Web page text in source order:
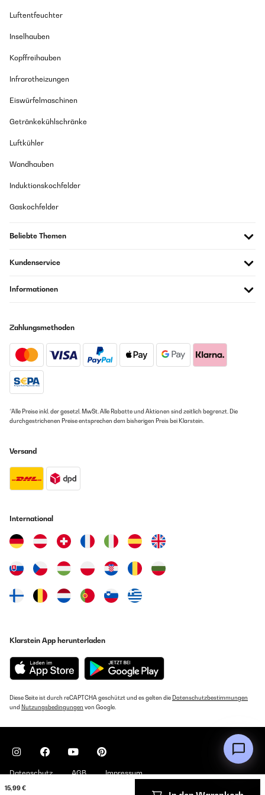
15,99 €
Luftentfeuchter
Inselhauben
Kopffreihauben
Infrarotheizungen
Eiswürfelmaschinen
Getränkekühlschränke
Luftkühler
Wandhauben
Induktionskochfelder
Gaskochfelder
Beliebte Themen
Kundenservice
Informationen
Zahlungsmethoden
*Alle Preise inkl. der gesetzl. MwSt. Alle Rabatte und Aktionen sind zeitlich begrenzt. Die
durchgestrichenen Preise entsprechen dem bisherigen Preis bei Klarstein.
Versand
International
Klarstein App herunterladen
Diese Seite ist durch reCAPTCHA geschützt und es gelten die Datenschutzbestimmungen
und Nutzungsbedingungen von Google.
Datenschutz AGB Impressum